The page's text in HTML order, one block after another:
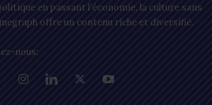
en passant l’économie, la culture sans
offre un contenu riche et diversifié.
nous: